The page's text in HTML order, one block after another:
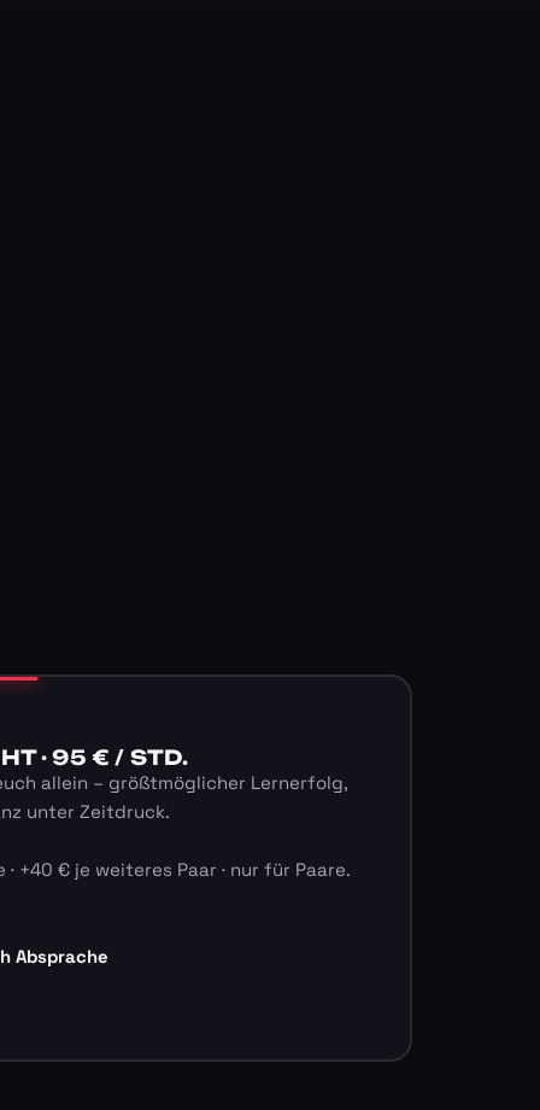
· 95 € / STD.
allein – größtmöglicher Lernerfolg,
unter Zeitdruck.
+40 € je weiteres Paar · nur für Paare.
Absprache